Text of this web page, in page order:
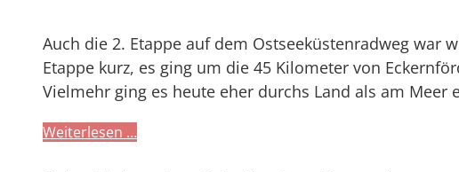
Auch die 2. Etappe auf dem Ostseeküstenradweg war
Etappe kurz, es ging um die 45 Kilometer von
Vielmehr ging es heute eher durchs Land als am Meer
Weiterlesen …